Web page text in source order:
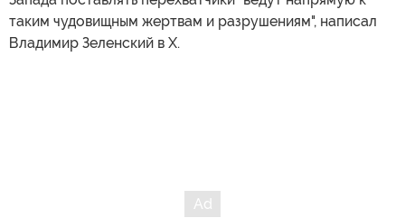
таким чудовищным жертвам и разрушениям", написал
Владимир Зеленский в X.